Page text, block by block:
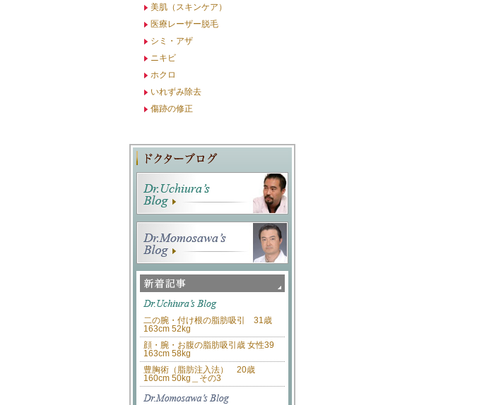
美肌（スキンケア）
医療レーザー脱毛
シミ・アザ
ニキビ
ホクロ
いれずみ除去
傷跡の修正
二の腕・付け根の脂肪吸引 31歳
163cm 52kg
顔・腕・お腹の脂肪吸引歳 女性39
163cm 58kg
豊胸術（脂肪注入法） 20歳
160cm 50kg＿その3